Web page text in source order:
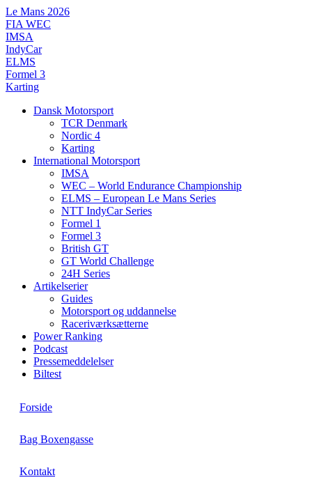
Videre
til
indhold
Le Mans 2026
FIA WEC
IMSA
IndyCar
ELMS
Formel 3
Karting
Dansk Motorsport
TCR Denmark
Nordic 4
Karting
International Motorsport
IMSA
WEC – World Endurance Championship
ELMS – European Le Mans Series
NTT IndyCar Series
Formel 1
Formel 3
British GT
GT World Challenge
24H Series
Artikelserier
Guides
Motorsport og uddannelse
Raceriværksætterne
Power Ranking
Podcast
Pressemeddelelser
Biltest
Forside
Bag Boxengasse
Kontakt